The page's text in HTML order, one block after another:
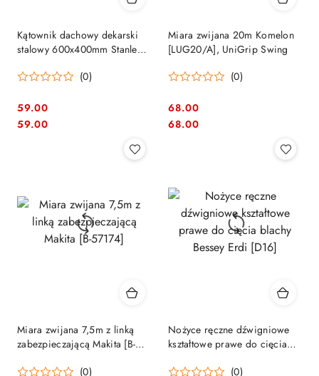
Kątownik dachowy dekarski
stalowy 600x400mm Stanley
(0)
Cena:
59.00
Cena:
59.00
Miara zwijana 20m Komelon
[LUG20/A], UniGrip Swing
(0)
Cena:
68.00
Cena:
68.00
Miara zwijana 7,5m z linką
zabezpieczającą Makita [B-
(0)
Nożyce ręczne dźwigniowe
kształtowe prawe do cięcia
(0)